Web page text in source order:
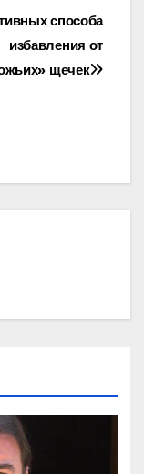
способа
избавления от
щечек